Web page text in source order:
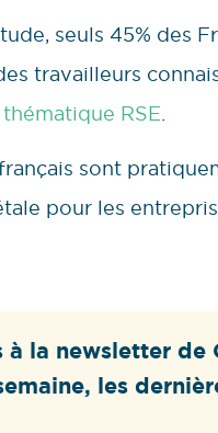
seuls 45% des
travailleurs
RSE.
sont
pour les
à la newsletter de
les